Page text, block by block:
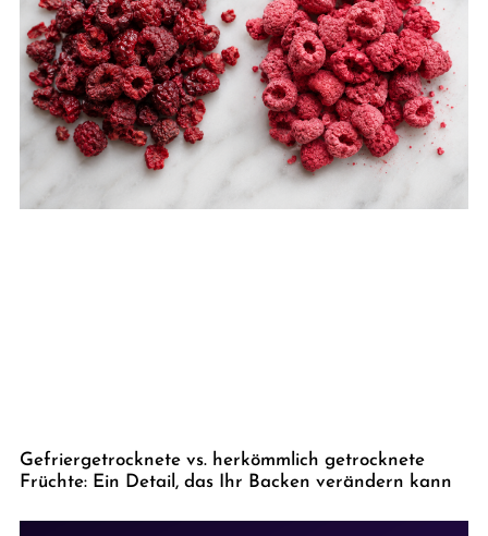
Gefriergetrocknete vs. herkömmlich getrocknete
Früchte: Ein Detail, das Ihr Backen verändern kann